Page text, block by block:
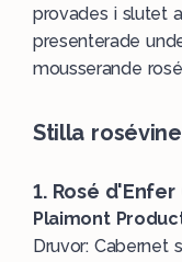
provades i slutet
presenterade
mousserande
Stilla
1. Rosé d'Enfer
Plaimont
Druvor: Cabernet